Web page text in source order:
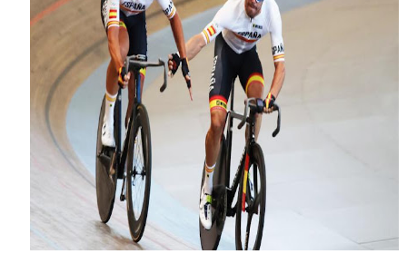
Mundial de esgrima 2026 (Hong Kong) - La
Raquel Rodriguez es la nueva monarca
Athletes Unlimited Softball League 2026 - Las Utah
Mundial de piragüismo slalom 2026 (Oklahoma City,
Tour de Francia masculino 2026 - Tadej Pogacar
Mundial de Fórmula 1 2026 - Lando Norris consigue